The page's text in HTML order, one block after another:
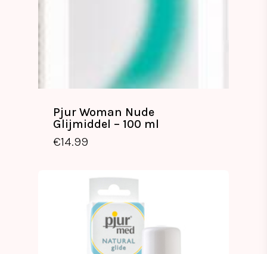
Pjur Woman Nude
Glijmiddel – 100 ml
€14.99
€14.99